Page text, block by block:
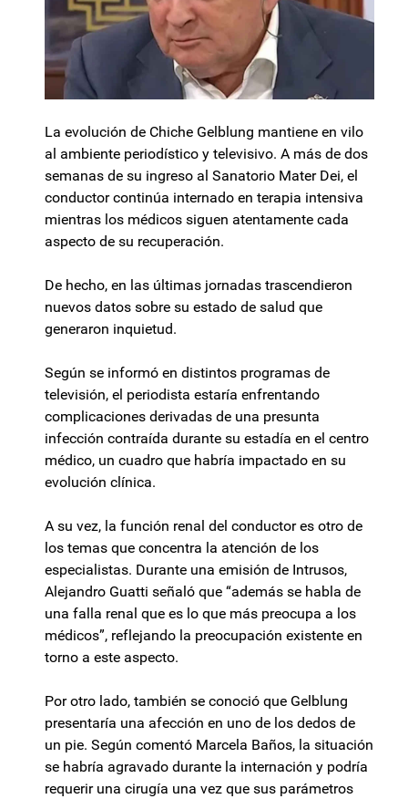
La evolución de Chiche Gelblung mantiene en vilo
al ambiente periodístico y televisivo. A más de dos
semanas de su ingreso al Sanatorio Mater Dei, el
conductor continúa internado en terapia intensiva
mientras los médicos siguen atentamente cada
aspecto de su recuperación.
De hecho, en las últimas jornadas trascendieron
nuevos datos sobre su estado de salud que
generaron inquietud.
Según se informó en distintos programas de
televisión, el periodista estaría enfrentando
complicaciones derivadas de una presunta
infección contraída durante su estadía en el centro
médico, un cuadro que habría impactado en su
evolución clínica.
A su vez, la función renal del conductor es otro de
los temas que concentra la atención de los
especialistas. Durante una emisión de Intrusos,
Alejandro Guatti señaló que “además se habla de
una falla renal que es lo que más preocupa a los
médicos”, reflejando la preocupación existente en
torno a este aspecto.
Por otro lado, también se conoció que Gelblung
presentaría una afección en uno de los dedos de
un pie. Según comentó Marcela Baños, la situación
se habría agravado durante la internación y podría
requerir una cirugía una vez que sus parámetros